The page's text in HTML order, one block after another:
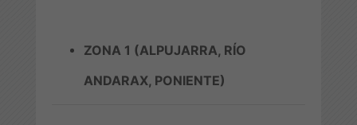
ZONA 1 (ALPUJARRA, RÍO
ANDARAX, PONIENTE)